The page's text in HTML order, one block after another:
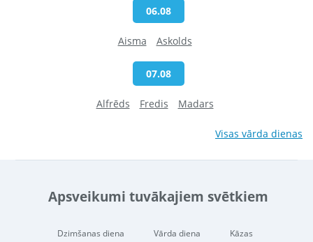
06.08
Aisma Askolds
07.08
Alfrēds Fredis Madars
Visas vārda dienas
Apsveikumi tuvākajiem svētkiem
Dzimšanas diena Vārda diena Kāzas